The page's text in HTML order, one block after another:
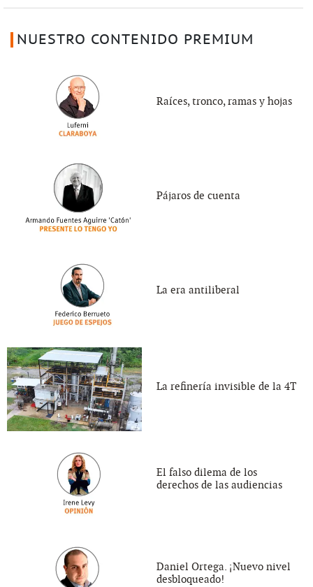
NUESTRO CONTENIDO PREMIUM
Raíces, tronco, ramas y hojas
Pájaros de cuenta
La era antiliberal
La refinería invisible de la 4T
El falso dilema de los
derechos de las audiencias
Daniel Ortega. ¡Nuevo nivel
desbloqueado!